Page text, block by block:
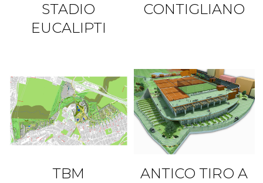
STADIO
EUCALIPTI
CONTIGLIANO
TBM
ANTICO TIRO A